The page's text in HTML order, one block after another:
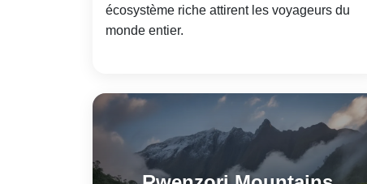
écosystème riche attirent les voyageurs du
monde entier.